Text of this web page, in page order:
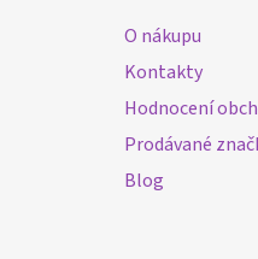
O nákupu
Kontakty
Hodnocení
Prodávané
Blog